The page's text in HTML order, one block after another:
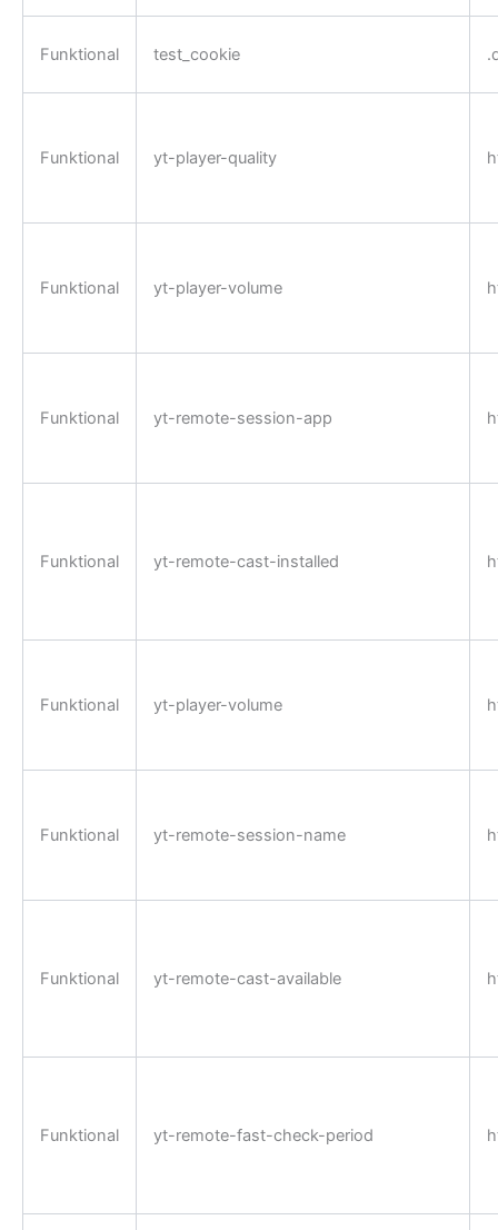
Funktional test_cookie
Funktional yt-player-quality
Funktional yt-player-volume
Funktional yt-remote-session-app
Funktional yt-remote-cast-installed
Funktional yt-player-volume
Funktional yt-remote-session-name
Funktional yt-remote-cast-available
Funktional yt-remote-fast-check-period